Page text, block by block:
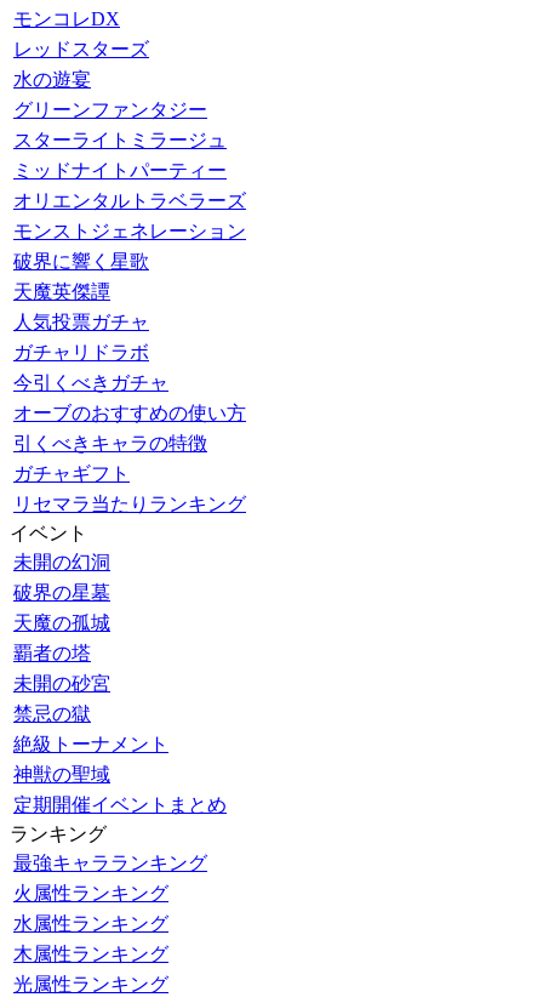
モンコレDX
レッドスターズ
水の遊宴
グリーンファンタジー
スターライトミラージュ
ミッドナイトパーティー
オリエンタルトラベラーズ
モンストジェネレーション
破界に響く星歌
天魔英傑譚
人気投票ガチャ
ガチャリドラボ
今引くべきガチャ
オーブのおすすめの使い方
引くべきキャラの特徴
ガチャギフト
リセマラ当たりランキング
イベント
未開の幻洞
破界の星墓
天魔の孤城
覇者の塔
未開の砂宮
禁忌の獄
絶級トーナメント
神獣の聖域
定期開催イベントまとめ
ランキング
最強キャラランキング
火属性ランキング
水属性ランキング
木属性ランキング
光属性ランキング